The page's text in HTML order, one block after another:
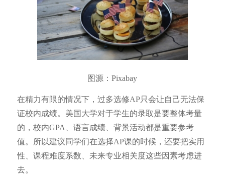
图源：Pixabay
在精力有限的情况下，过多选修AP只会让自己无法保
证校内成绩。美国大学对于学生的录取是要整体考量
的，校内GPA、语言成绩、背景活动都是重要参考
值。所以建议同学们在选择AP课的时候，还要把实用
性、课程难度系数、未来专业相关度这些因素考虑进
去。